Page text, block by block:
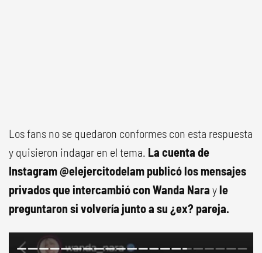
Los fans no se quedaron conformes con esta respuesta
y quisieron indagar en el tema. La cuenta de
Instagram @elejercitodelam publicó los mensajes
privados que intercambió con Wanda Nara yle
preguntaron si volvería junto a su ¿ex? pareja.